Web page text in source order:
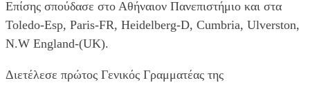
Επίσης σπούδασε στο Αθήναιον Πανεπιστήμιο και στα
Toledo-Esp, Paris-FR, Heidelberg-D, Cumbria, Ulverston,
N.W England-(UK).
Διετέλεσε πρώτος Γενικός Γραμματέας της